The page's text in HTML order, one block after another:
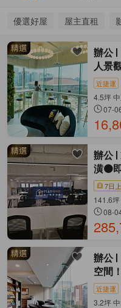
優選好屋 屋主直租
辦公
人景
近捷運
4.5坪
07-
辦公
潢🟠
7日
141.6
08-
辦公
空間！
近捷運
3.2坪